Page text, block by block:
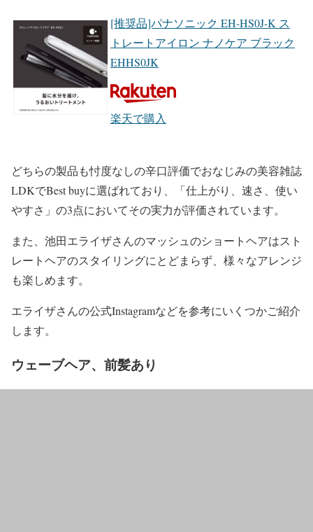
[推奨品]パナソニック EH-HS0J-K ス
トレートアイロン ナノケア ブラック
EHHS0JK
楽天で購入
どちらの製品も忖度なしの辛口評価でおなじみの美容雑誌
LDKでBest buyに選ばれており、「仕上がり、速さ、使い
やすさ 」の3点においてその実力が評価されています。
また、池田エライザさんのマッシュのショートヘアはスト
レートヘアのスタイリングにとどまらず、様々なアレンジ
も楽しめます。
エライザさんの公式Instagramなどを参考にいくつかご紹介
します。
ウェーブヘア、前髪あり